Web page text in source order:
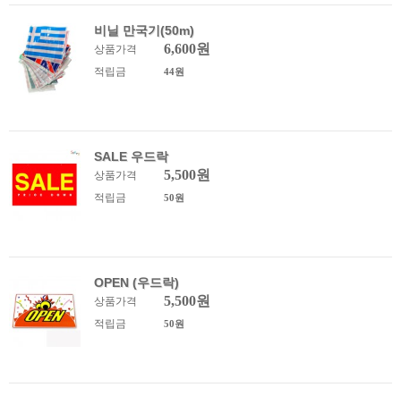
비닐 만국기(50m)
상품가격 6,600원
적립금 44원
SALE 우드락
상품가격 5,500원
적립금 50원
OPEN (우드락)
상품가격 5,500원
적립금 50원